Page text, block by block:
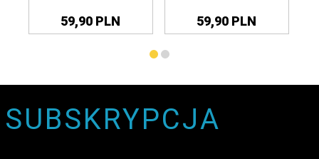
59,90 PLN 59,90 PLN
SUBSKRYPCJA